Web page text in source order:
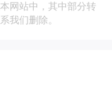
网站中，其中部分转
我们删除。